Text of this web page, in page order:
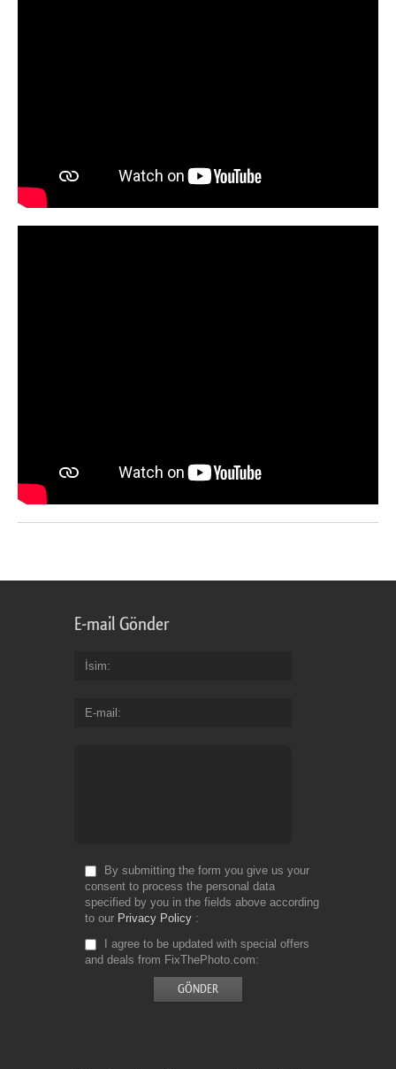
E-mail Gönder
İsim
E-mail
By submitting the form you give us your
consent to process the personal data
specified by you in the fields above according
to our Privacy Policy
I agree to be updated with special offers
and deals from FixThePhoto.com